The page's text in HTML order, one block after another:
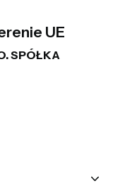
UE
SPÓŁKA